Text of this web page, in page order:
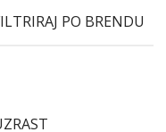
PO BRENDU